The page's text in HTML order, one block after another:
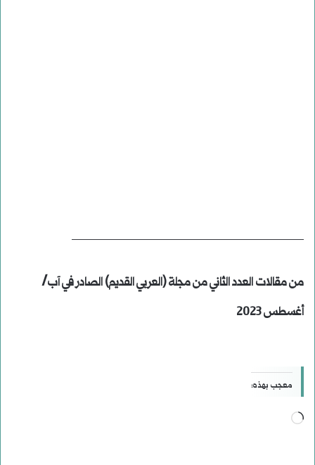
_________________________________
من مقالات العدد الثاني من مجلة (العربي القديم) الصادر في آب/
أغسطس 2023
معجب بهذه:
جاري